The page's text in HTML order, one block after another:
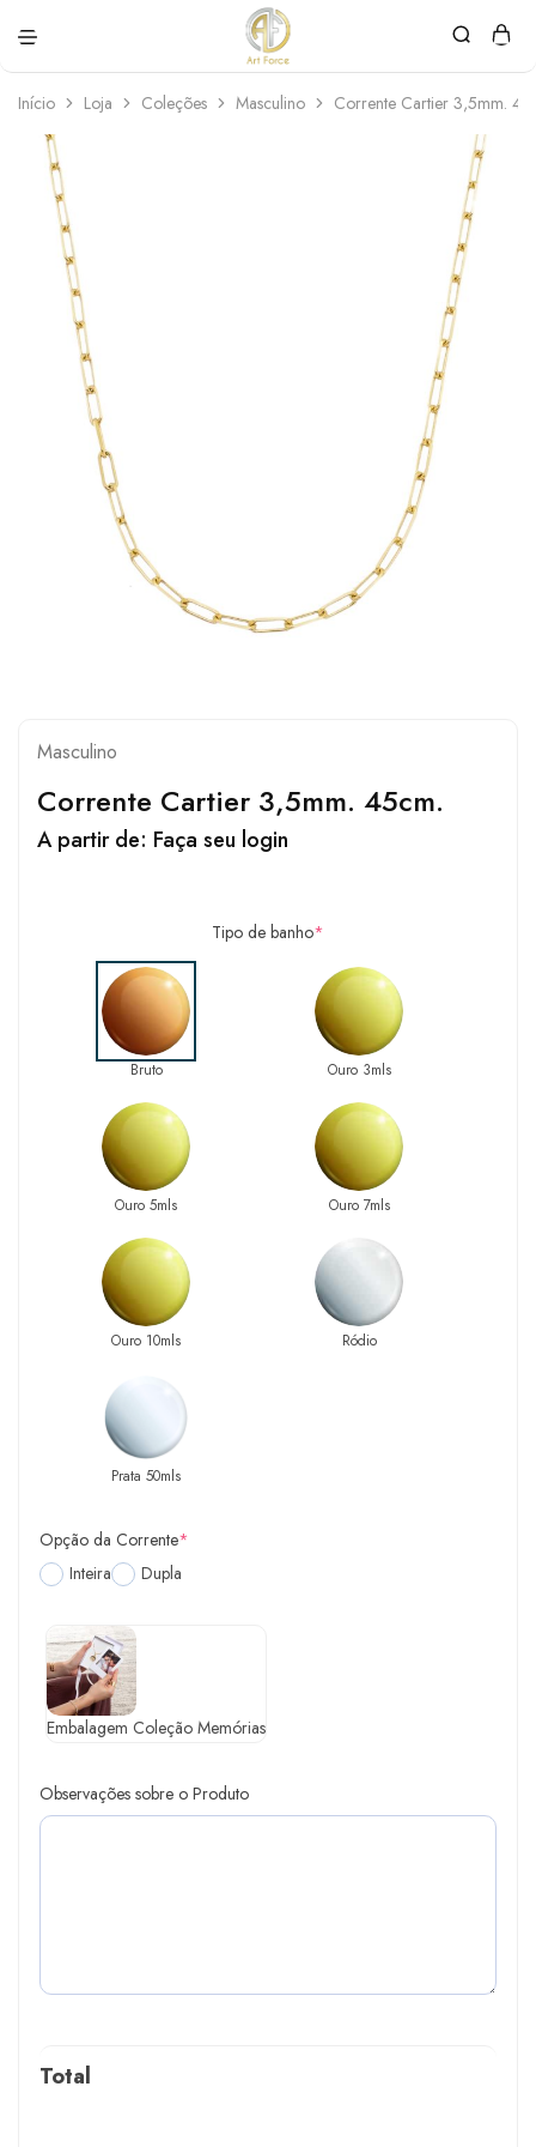
Force
personalizadas
Início Loja Coleções Masculino Corrente Cartier 3,5mm.
Masculino
Corrente Cartier 3,5mm. 45cm.
A partir de: Faça seu login
Tipo de banho*
Bruto Ouro 3mls
Ouro 5mls Ouro 7mls
Ouro 10mls Ródio
Prata 50mls
Opção da Corrente*
Inteira
Dupla
Embalagem Coleção Memórias
Observações sobre o Produto
Total